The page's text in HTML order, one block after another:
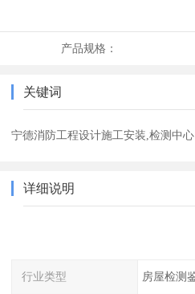
产品规格：
关键词
宁德消防工程设计施工安装,检测中心
详细说明
行业类型